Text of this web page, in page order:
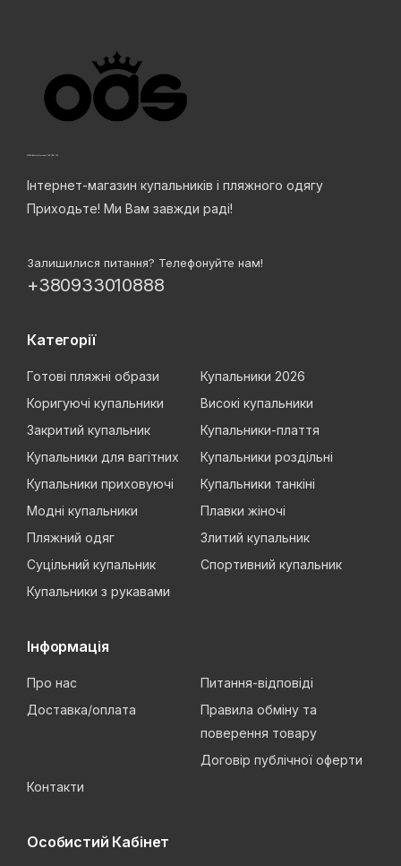
Інтернет-магазин купальників і пляжного одягу
Приходьте! Ми Вам завжди раді!
Залишилися питання? Телефонуйте нам!
+380933010888
Категорії
Готові пляжні образи
Купальники 2026
Коригуючі купальники
Високі купальники
Закритий купальник
Купальники-плаття
Купальники для вагітних
Купальники роздільні
Купальники приховуючі
Купальники танкіні
Модні купальники
Плавки жіночі
Пляжний одяг
Злитий купальник
Суцільний купальник
Спортивний купальник
Купальники з рукавами
Інформація
Про нас
Питання-відповіді
Доставка/оплата
Правила обміну та
поверення товару
Договір публічної оферти
Контакти
Особистий Кабінет